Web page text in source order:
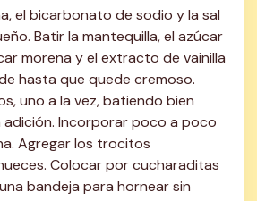
el bicarbonato de sodio y la sal
Batir la mantequilla, el azúcar
morena y el extracto de vainilla
hasta que quede cremoso.
uno a la vez, batiendo bien
Incorporar poco a poco
Agregar los trocitos
Colocar por cucharaditas
bandeja para hornear sin